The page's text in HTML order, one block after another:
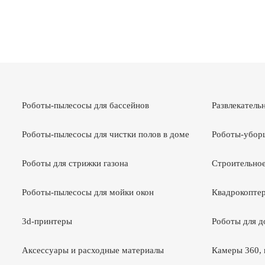
Роботы-пылесосы для бассейнов
Роботы-пылесосы для чистки полов в доме
Роботы для стрижки газона
Роботы-пылесосы для мойки окон
3d-принтеры
Аксессуары и расходные материалы
Роботы-
Роботы для
Камеры 360,